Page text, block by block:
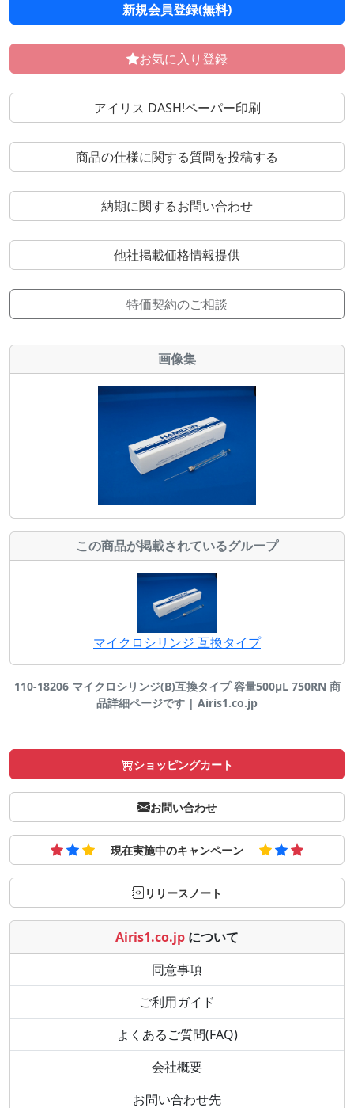
新規会員登録(無料)
お気に入り登録
アイリス DASH!ペーパー印刷
商品の仕様に関する質問を投稿する
納期に関するお問い合わせ
他社掲載価格情報提供
特価契約のご相談
画像集
この商品が掲載されているグループ
マイクロシリンジ 互換タイプ
110-18206 マイクロシリンジ(B)互換タイプ 容量500μL 750RN 商
品詳細ページです | Airis1.co.jp
ショッピングカート
お問い合わせ
現在実施中のキャンペーン
リリースノート
Airis1.co.jp について
同意事項
ご利用ガイド
よくあるご質問(FAQ)
会社概要
お問い合わせ先